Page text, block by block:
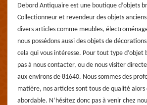
Debord Antiquaire est une boutique d’objets
Collectionneur et revendeur des objets
divers articles comme meubles,
nous possédons aussi des objets de
cela qui vous intéresse. Pour tout type d’objet
pas à nous contacter, ou de nous visiter
aux environs de 81640. Nous sommes des
matière, nos articles sont tous de qualité alors
abordable. N’hésitez donc pas à venir chez